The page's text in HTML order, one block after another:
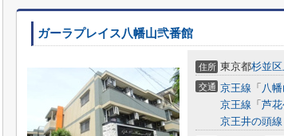
ガーラプレイス八幡山弐番館
住所 東京都杉並区
交通 京王線 「 八幡
京王線 「 芦花
京王井の頭線